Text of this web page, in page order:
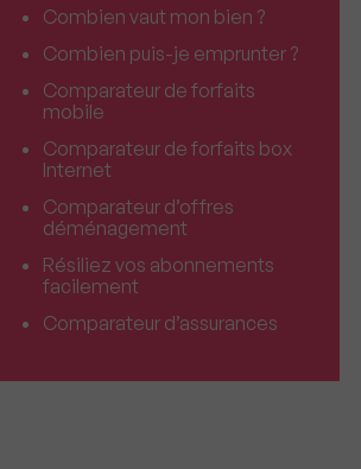
Combien vaut mon bien ?
Combien puis-je emprunter ?
Comparateur de forfaits
mobile
Comparateur de forfaits box
Internet
Comparateur d’offres
déménagement
Résiliez vos abonnements
facilement
Comparateur d’assurances